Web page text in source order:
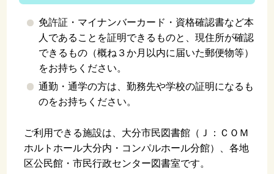
免許証・マイナンバーカード・資格確認書など本
人であることを証明できるものと、現住所が確認
できるもの（概ね３か月以内に届いた郵便物等）
をお持ちください。
通勤・通学の方は、勤務先や学校の証明になるも
のをお持ちください。
ご利用できる施設は、大分市民図書館（Ｊ：ＣＯＭ
ホルトホール大分内・コンパルホール分館）、各地
区公民館・市民行政センター図書室です。